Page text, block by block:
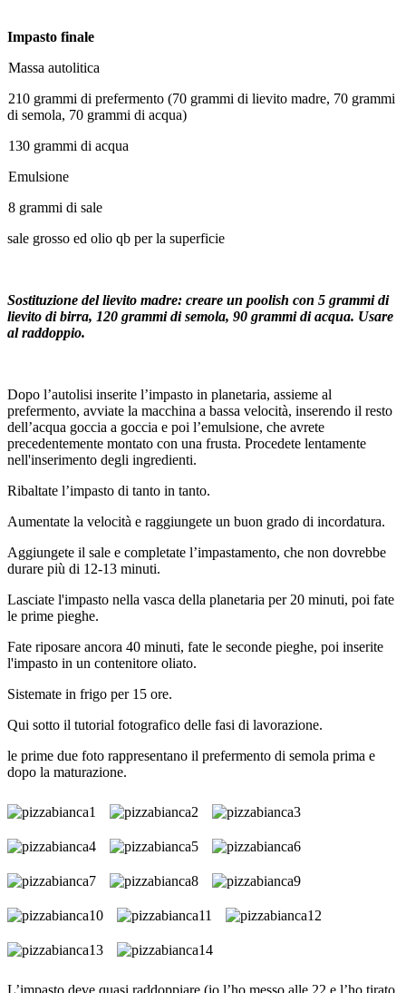
Impasto finale
Massa autolitica
210 grammi di prefermento (70 grammi di lievito madre, 70 grammi
di semola, 70 grammi di acqua)
130 grammi di acqua
Emulsione
8 grammi di sale
sale grosso ed olio qb per la superficie
Sostituzione del lievito madre: creare un poolish con 5 grammi di
lievito di birra, 120 grammi di semola, 90 grammi di acqua. Usare
al raddoppio.
Dopo l’autolisi inserite l’impasto in planetaria, assieme al
prefermento, avviate la macchina a bassa velocità, inserendo il resto
dell’acqua goccia a goccia e poi l’emulsione, che avrete
precedentemente montato con una frusta. Procedete lentamente
nell'inserimento degli ingredienti.
Ribaltate l’impasto di tanto in tanto.
Aumentate la velocità e raggiungete un buon grado di incordatura.
Aggiungete il sale e completate l’impastamento, che non dovrebbe
durare più di 12-13 minuti.
Lasciate l'impasto nella vasca della planetaria per 20 minuti, poi fate
le prime pieghe.
Fate riposare ancora 40 minuti, fate le seconde pieghe, poi inserite
l'impasto in un contenitore oliato.
Sistemate in frigo per 15 ore.
Qui sotto il tutorial fotografico delle fasi di lavorazione.
le prime due foto rappresentano il prefermento di semola prima e
dopo la maturazione.
L’impasto deve quasi raddoppiare (io l’ho messo alle 22 e l’ho tirato